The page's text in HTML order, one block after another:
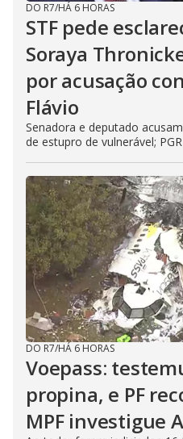
DO R7/HÁ 6 HORAS
STF pede
Soraya
por acusação
Flávio
Senadora e deputado
de estupro de vulnerável;
DO R7/HÁ 6 HORAS
Voepass:
propina, e PF
MPF investigue